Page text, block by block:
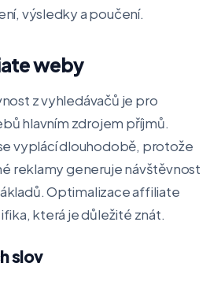
výsledky a poučení.
weby
z vyhledávačů je pro
hlavním zdrojem příjmů.
vyplácí dlouhodobě, protože
reklamy generuje návštěvnost
Optimalizace affiliate
která je důležité znát.
slov